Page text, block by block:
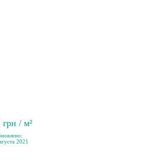
грн / м²
2021